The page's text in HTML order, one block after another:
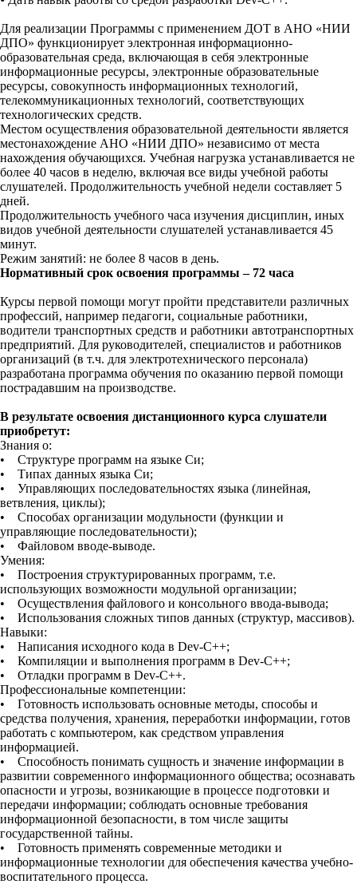
Для реализации Программы с применением ДОТ в АНО «НИИ
ДПО» функционирует электронная информационно-
образовательная среда, включающая в себя электронные
информационные ресурсы, электронные образовательные
ресурсы, совокупность информационных технологий,
телекоммуникационных технологий, соответствующих
технологических средств.
Местом осуществления образовательной деятельности является
местонахождение АНО «НИИ ДПО» независимо от места
нахождения обучающихся. Учебная нагрузка устанавливается не
более 40 часов в неделю, включая все виды учебной работы
слушателей. Продолжительность учебной недели составляет 5
дней.
Продолжительность учебного часа изучения дисциплин, иных
видов учебной деятельности слушателей устанавливается 45
минут.
Режим занятий: не более 8 часов в день.
Нормативный срок освоения программы – 72 часа
Курсы первой помощи могут пройти представители различных
профессий, например педагоги, социальные работники,
водители транспортных средств и работники автотранспортных
предприятий. Для руководителей, специалистов и работников
организаций (в т.ч. для электротехнического персонала)
разработана программа обучения по оказанию первой помощи
пострадавшим на производстве.
В результате освоения дистанционного курса слушатели
приобретут:
Знания о:
• Структуре программ на языке Си;
• Типах данных языка Си;
• Управляющих последовательностях языка (линейная,
ветвления, циклы);
• Способах организации модульности (функции и
управляющие последовательности);
• Файловом вводе-выводе.
Умения:
• Построения структурированных программ, т.е.
использующих возможности модульной организации;
• Осуществления файлового и консольного ввода-вывода;
• Использования сложных типов данных (структур, массивов).
Навыки:
• Написания исходного кода в Dev-C++;
• Компиляции и выполнения программ в Dev-C++;
• Отладки программ в Dev-C++.
Профессиональные компетенции:
• Готовность использовать основные методы, способы и
средства получения, хранения, переработки информации, готов
работать с компьютером, как средством управления
информацией.
• Способность понимать сущность и значение информации в
развитии современного информационного общества; осознавать
опасности и угрозы, возникающие в процессе подготовки и
передачи информации; соблюдать основные требования
информационной безопасности, в том числе защиты
государственной тайны.
• Готовность применять современные методики и
информационные технологии для обеспечения качества учебно-
воспитательного процесса.